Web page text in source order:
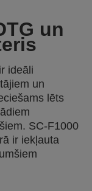
un
ideāli
un
lēts
SC-F1000
ir iekļauta